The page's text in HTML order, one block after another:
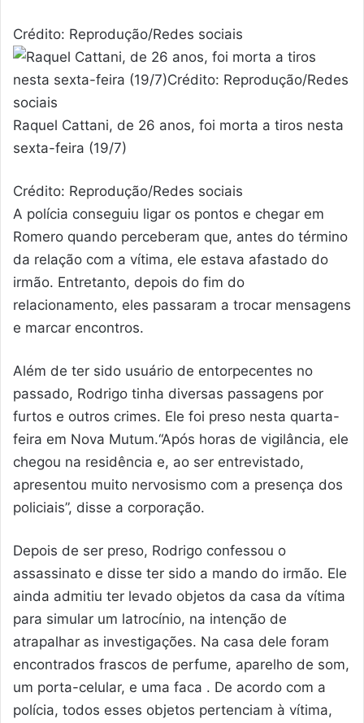
Crédito: Reprodução/Redes sociais
Raquel Cattani, de 26 anos, foi morta a tiros nesta
sexta-feira (19/7)
Crédito: Reprodução/Redes sociais
A polícia conseguiu ligar os pontos e chegar em
Romero quando perceberam que, antes do término
da relação com a vítima, ele estava afastado do
irmão. Entretanto, depois do fim do
relacionamento, eles passaram a trocar mensagens
e marcar encontros.
Além de ter sido usuário de entorpecentes no
passado, Rodrigo tinha diversas passagens por
furtos e outros crimes. Ele foi preso nesta quarta-
feira em Nova Mutum.“Após horas de vigilância, ele
chegou na residência e, ao ser entrevistado,
apresentou muito nervosismo com a presença dos
policiais”, disse a corporação.
Depois de ser preso, Rodrigo confessou o
assassinato e disse ter sido a mando do irmão. Ele
ainda admitiu ter levado objetos da casa da vítima
para simular um latrocínio, na intenção de
atrapalhar as investigações. Na casa dele foram
encontrados frascos de perfume, aparelho de som,
um porta-celular, e uma faca . De acordo com a
polícia, todos esses objetos pertenciam à vítima,